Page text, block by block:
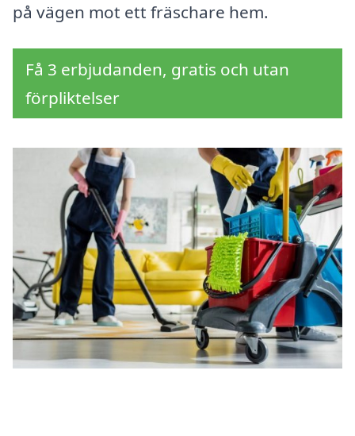
på vägen mot ett fräschare hem.
Få 3 erbjudanden, gratis och utan
förpliktelser